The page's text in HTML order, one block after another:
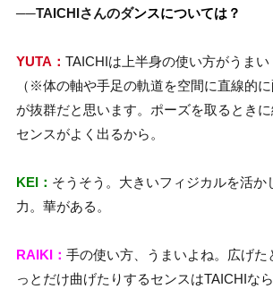
──TAICHIさんのダンスについては？
YUTA： TAICHIは上半身の使い方がうまい
（※体の軸や手足の軌道を空間に直線的
が抜群だと思います。ポーズを取るとき
センスがよく出るから。
KEI： そうそう。大きいフィジカルを活か
力。華がある。
RAIKI： 手の使い方、うまいよね。広げた
っとだけ曲げたりするセンスはTAICHIなら